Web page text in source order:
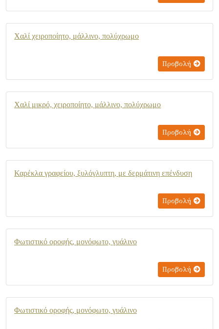
Χαλί χειροποίητο, μάλλινο, πολύχρωμο
Προβολή
Χαλί μικρό, χειροποίητο, μάλλινο, πολύχρωμο
Προβολή
Καρέκλα γραφείου, ξυλόγλυπτη, με δερμάτινη επένδυση
Προβολή
Φωτιστικό οροφής, μονόφωτο, γυάλινο
Προβολή
Φωτιστικό οροφής, μονόφωτο, γυάλινο